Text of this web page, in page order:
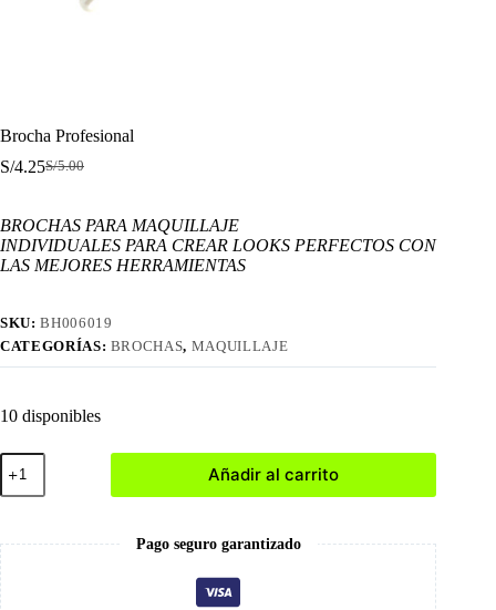
Brocha Profesional
S/5.00
El
era:
S/5.00.
S/4.25El
es:
S/4.25.
BROCHAS PARA MAQUILLAJE
INDIVIDUALES PARA CREAR LOOKS PERFECTOS CON
LAS MEJORES HERRAMIENTAS
SKU:BH006019
CATEGORÍAS: BROCHAS, MAQUILLAJE
10 disponibles
Brocha
Profesional
cantidad
Añadir al carrito
Pago seguro garantizado